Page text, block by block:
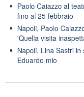
Paolo Caiazzo al
fino al 25 febbraio
Napoli, Paolo
'Quella visita
Napoli, Lina Sastri
Eduardo mio